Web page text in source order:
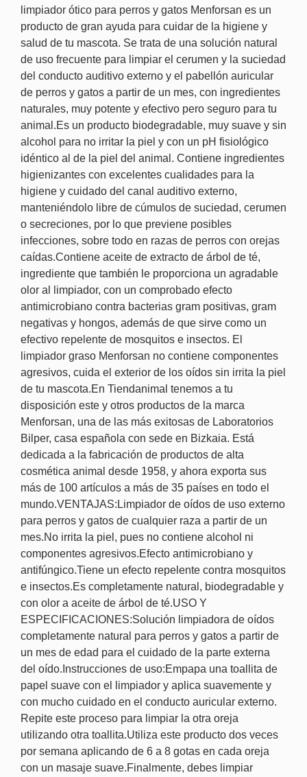
limpiador ótico para perros y gatos Menforsan es un
producto de gran ayuda para cuidar de la higiene y
salud de tu mascota. Se trata de una solución natural
de uso frecuente para limpiar el cerumen y la suciedad
del conducto auditivo externo y el pabellón auricular
de perros y gatos a partir de un mes, con ingredientes
naturales, muy potente y efectivo pero seguro para tu
animal.Es un producto biodegradable, muy suave y sin
alcohol para no irritar la piel y con un pH fisiológico
idéntico al de la piel del animal. Contiene ingredientes
higienizantes con excelentes cualidades para la
higiene y cuidado del canal auditivo externo,
manteniéndolo libre de cúmulos de suciedad, cerumen
o secreciones, por lo que previene posibles
infecciones, sobre todo en razas de perros con orejas
caídas.Contiene aceite de extracto de árbol de té,
ingrediente que también le proporciona un agradable
olor al limpiador, con un comprobado efecto
antimicrobiano contra bacterias gram positivas, gram
negativas y hongos, además de que sirve como un
efectivo repelente de mosquitos e insectos. El
limpiador graso Menforsan no contiene componentes
agresivos, cuida el exterior de los oídos sin irrita la piel
de tu mascota.En Tiendanimal tenemos a tu
disposición este y otros productos de la marca
Menforsan, una de las más exitosas de Laboratorios
Bilper, casa española con sede en Bizkaia. Está
dedicada a la fabricación de productos de alta
cosmética animal desde 1958, y ahora exporta sus
más de 100 artículos a más de 35 países en todo el
mundo.VENTAJAS:Limpiador de oídos de uso externo
para perros y gatos de cualquier raza a partir de un
mes.No irrita la piel, pues no contiene alcohol ni
componentes agresivos.Efecto antimicrobiano y
antifúngico.Tiene un efecto repelente contra mosquitos
e insectos.Es completamente natural, biodegradable y
con olor a aceite de árbol de té.USO Y
ESPECIFICACIONES:Solución limpiadora de oídos
completamente natural para perros y gatos a partir de
un mes de edad para el cuidado de la parte externa
del oído.Instrucciones de uso:Empapa una toallita de
papel suave con el limpiador y aplica suavemente y
con mucho cuidado en el conducto auricular externo.
Repite este proceso para limpiar la otra oreja
utilizando otra toallita.Utiliza este producto dos veces
por semana aplicando de 6 a 8 gotas en cada oreja
con un masaje suave.Finalmente, debes limpiar